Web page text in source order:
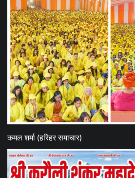
कमल शर्मा (हरिहर समाचार)